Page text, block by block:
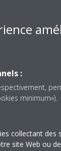
:
minimum»).
collectant des
site Web ou